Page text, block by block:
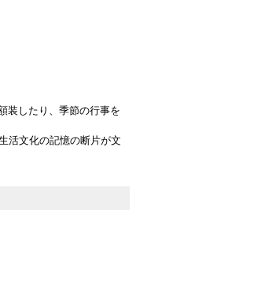
装したり、季節の行事を
活文化の記憶の断片が文